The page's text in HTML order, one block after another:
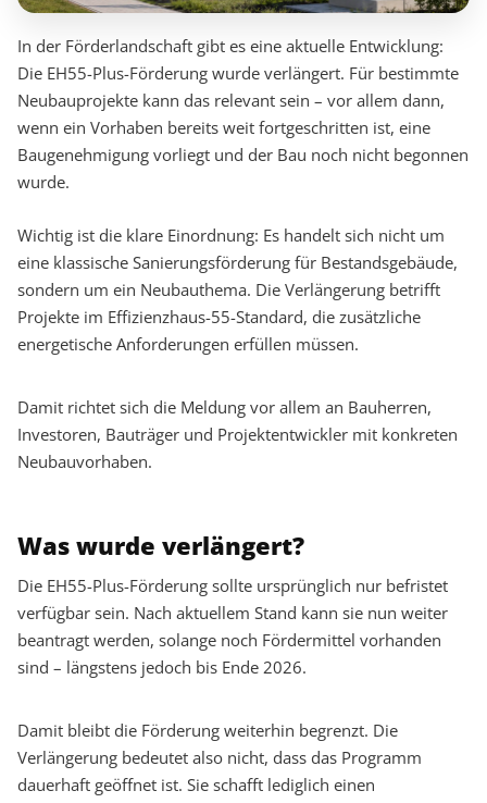
In der Förderlandschaft gibt es eine aktuelle Entwicklung:
Die EH55-Plus-Förderung wurde verlängert. Für bestimmte
Neubauprojekte kann das relevant sein – vor allem dann,
wenn ein Vorhaben bereits weit fortgeschritten ist, eine
Baugenehmigung vorliegt und der Bau noch nicht begonnen
wurde.
Wichtig ist die klare Einordnung: Es handelt sich nicht um
eine klassische Sanierungsförderung für Bestandsgebäude,
sondern um ein Neubauthema. Die Verlängerung betrifft
Projekte im Effizienzhaus-55-Standard, die zusätzliche
energetische Anforderungen erfüllen müssen.
Damit richtet sich die Meldung vor allem an Bauherren,
Investoren, Bauträger und Projektentwickler mit konkreten
Neubauvorhaben.
Was wurde verlängert?
Die EH55-Plus-Förderung sollte ursprünglich nur befristet
verfügbar sein. Nach aktuellem Stand kann sie nun weiter
beantragt werden, solange noch Fördermittel vorhanden
sind – längstens jedoch bis Ende 2026.
Damit bleibt die Förderung weiterhin begrenzt. Die
Verlängerung bedeutet also nicht, dass das Programm
dauerhaft geöffnet ist. Sie schafft lediglich einen